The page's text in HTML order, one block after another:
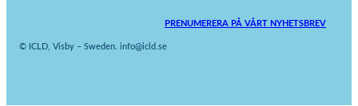
PRENUMERERA PÅ VÅRT NYHETSBREV
© ICLD, Visby – Sweden. info@icld.se